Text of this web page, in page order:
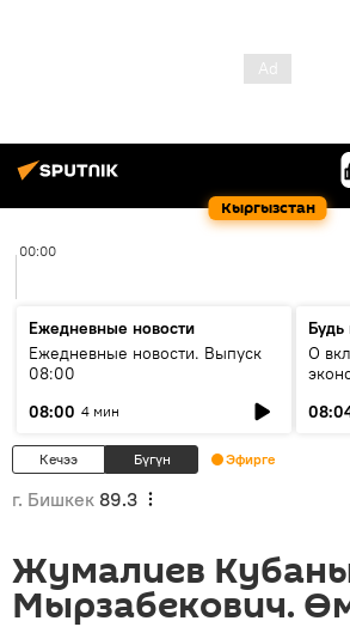
Кыргызстан
00:00
Ежедневные новости
Ежедневные новости. Выпуск
08:00
08:00 4 мин
Будь
О
Кечээ Бүгүн Эфирге
г. Бишкек 89.3
Жумалиев
Мырзабекович.